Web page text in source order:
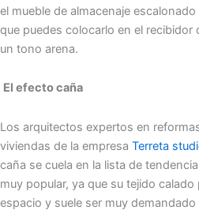
el mueble de almacenaje
que puedes colocarlo en el recibidor
un tono arena.
El efecto caña
Los arquitectos expertos en
viviendas de la empresa Terreta
caña se cuela en la lista de
muy popular, ya que su tejido
espacio y suele ser muy